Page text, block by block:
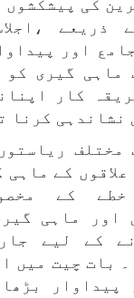
کی پیشکشوں
ذریعے
اور
ماہی گیری
کار
نشاندہی کرنا
مختلف
کے ماہی
کے
اور ماہی
کے لیے
بات چیت میں
پیداوار